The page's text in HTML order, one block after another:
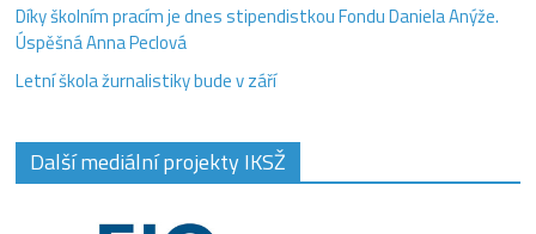
Díky školním pracím je dnes stipendistkou Fondu Daniela Anýže.
Úspěšná Anna Peclová
Letní škola žurnalistiky bude v září
Další mediální projekty IKSŽ